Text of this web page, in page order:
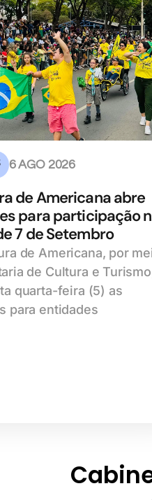
6 AGO 2026
de Americana abre
para participação
7 de Setembro
de Americana, por
de Cultura e
quarta-feira (5) as
para entidades